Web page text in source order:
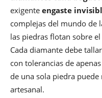
exigente engaste
complejas del mundo de
las piedras flotan sobre
Cada diamante debe
con tolerancias de apenas
de una sola piedra
artesanal.